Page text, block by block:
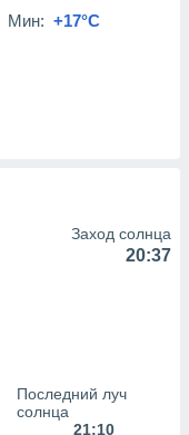
Мин: +17°C
Заход солнца
20:37
Последний луч
солнца
21:10